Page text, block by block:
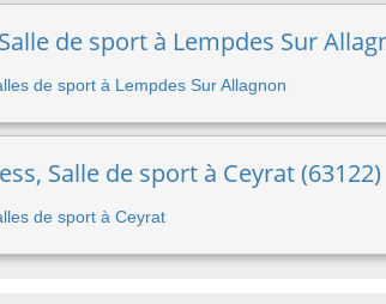
de sport à Lempdes Sur
de sport à Lempdes Sur Allagnon
Salle de sport à Ceyrat (63122)
de sport à Ceyrat